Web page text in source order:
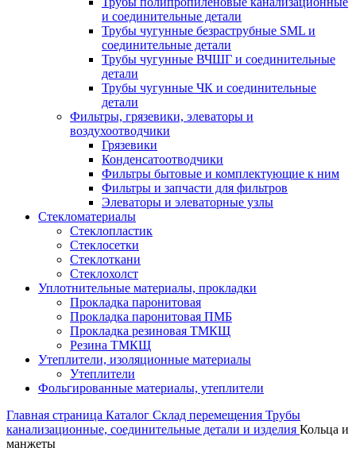
и соединительные детали
Трубы чугунные безраструбные SML и
соединительные детали
Трубы чугунные ВЧШГ и соединительные
детали
Трубы чугунные ЧК и соединительные
детали
Фильтры, грязевики, элеваторы и
воздухоотводчики
Грязевики
Конденсатоотводчики
Фильтры бытовые и комплектующие к ним
Фильтры и запчасти для фильтров
Элеваторы и элеваторные узлы
Стекломатериалы
Стеклопластик
Стеклосетки
Стеклоткани
Стеклохолст
Уплотнительные материалы, прокладки
Прокладка паронитовая
Прокладка паронитовая ПМБ
Прокладка резиновая ТМКЩ
Резина ТМКЩ
Утеплители, изоляционные материалы
Утеплители
Фольгированные материалы, утеплители
Главная страница Каталог Склад перемещения Трубы
канализационные, соединительные детали и изделия Кольца и
манжеты